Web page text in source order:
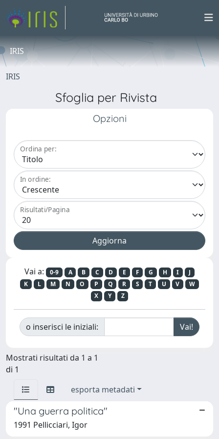
IRIS
IRIS
Sfoglia per Rivista
Opzioni
Ordina per:
In ordine:
Risultati/Pagina
Vai a: 0-9 A B C D E F G H I
J
K
L M N O P Q R S T U V
W
X
Y Z
o inserisci le iniziali:
Mostrati risultati da 1 a 1
di 1
esporta metadati
"Una guerra politica"
1991 Pellicciari, Igor